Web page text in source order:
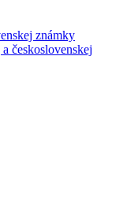
známky
československej